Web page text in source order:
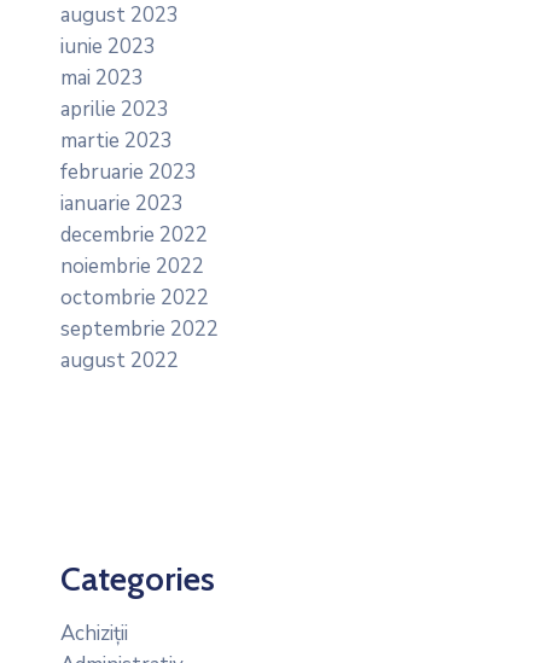
august 2023
iunie 2023
mai 2023
aprilie 2023
martie 2023
februarie 2023
ianuarie 2023
decembrie 2022
noiembrie 2022
octombrie 2022
septembrie 2022
august 2022
Categories
Achiziții